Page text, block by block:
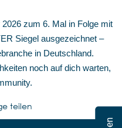
zum 6. Mal in Folge mit
Siegel ausgezeichnet –
in Deutschland.
noch auf dich warten,
teilen